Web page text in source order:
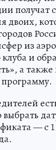
получат
двоих,
из
клуба и
а
выбрать
— с